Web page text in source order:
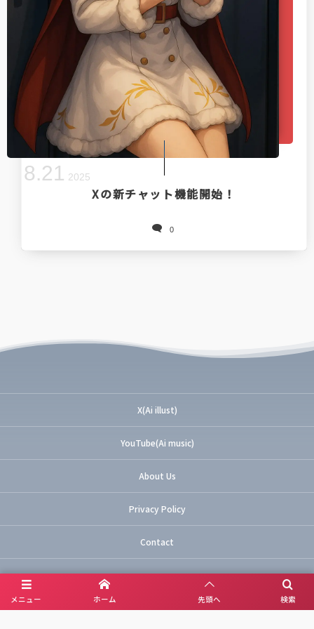
Xの新チャット機能開始！
0
8.21 2025
メニュー 検索
ホーム 先頭へ
X(Ai illust)
YouTube(Ai music)
About Us
Privacy Policy
Contact